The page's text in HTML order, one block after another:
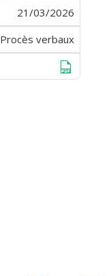
21/03/2026
Procès verbaux